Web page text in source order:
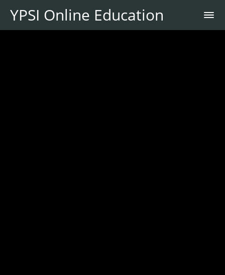
YPSI Online Education